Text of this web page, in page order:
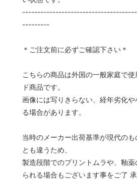
---------
＊ご注文前に必ずご確認下さい＊
こちらの商品は外国の一般家庭で
ド商品です。
画像には写りきらない、経年劣化
る場合があります。
当時のメーカー出荷基準が現代の
とも違うため、
製造段階でのプリントムラや、釉
られる場合もございます事をご了 承